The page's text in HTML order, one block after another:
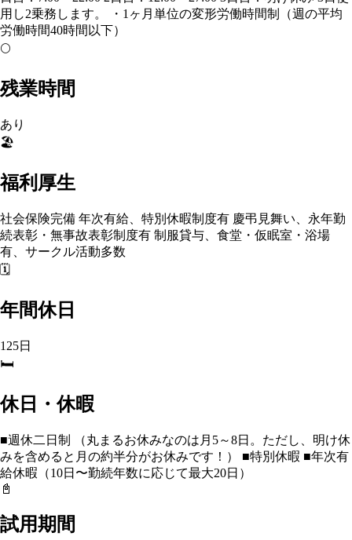
用し2乗務します。 ・1ヶ月単位の変形労働時間制（週の平均
労働時間40時間以下）
🌕
残業時間
あり
🏖️
福利厚生
社会保険完備 年次有給、特別休暇制度有 慶弔見舞い、永年勤
続表彰・無事故表彰制度有 制服貸与、食堂・仮眠室・浴場
有、サークル活動多数
🗓️
年間休日
125日
🛏️
休日・休暇
■週休二日制 （丸まるお休みなのは月5～8日。ただし、明け休
みを含めると月の約半分がお休みです！） ■特別休暇 ■年次有
給休暇（10日〜勤続年数に応じて最大20日）
📓
試用期間